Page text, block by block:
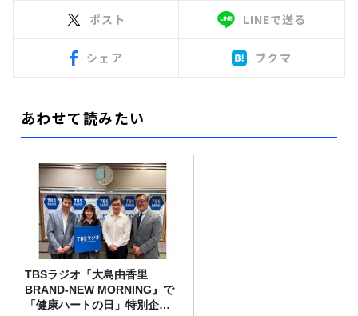
ポスト LINEで送る
シェア ブクマ
あわせて読みたい
TBSラジオ『大島由香里
BRAND-NEW MORNING』で
「健康ハートの日」特別企画